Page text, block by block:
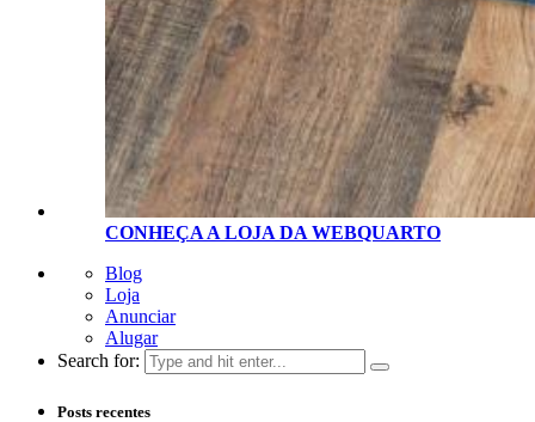
CONHEÇA A LOJA DA WEBQUARTO
Blog
Loja
Anunciar
Alugar
Search for:
Posts recentes